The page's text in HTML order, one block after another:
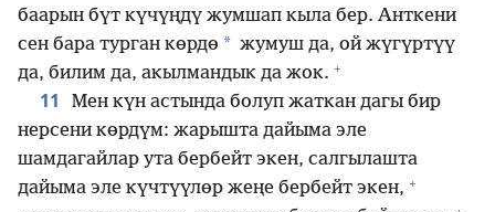
баарын бүт күчүңдү жумшап кыла бер. Анткени
сен бара турган көрдө * жумуш да, ой жүгүртүү
да, билим да, акылмандык да жок. +
11
Мен күн астында болуп жаткан дагы бир
нерсени көрдүм: жарышта дайыма эле
шамдагайлар ута бербейт экен, салгылашта
дайыма эле күчтүүлөр жеңе бербейт экен, +